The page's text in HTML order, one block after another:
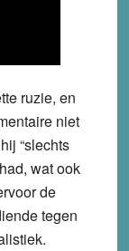
ruzie, en
niet
“slechts
wat ook
de
tegen